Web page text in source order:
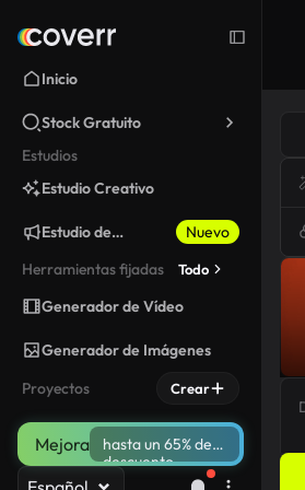
Inicio
Stock Gratuito
Estudios
Estudio Creativo
Estudio de
Nuevo
Herramientas fijadas
Todo
Generador de Vídeo
Generador de Imágenes
Proyectos
Crear
Mejora
hasta un 65% de
descuento